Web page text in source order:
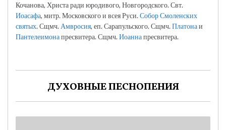
Кочанова, Христа ради юродивого, Новгородского. Свт.
Иоасафа, митр. Московского и всея Руси.Собор Смоленских
святых. Сщмч.Амвросия, еп. Сарапульского. Сщмч.Платонаи
Пантелеимонапресвитера. Сщмч.Иоаннапресвитера.
ДУХОВНЫЕ ПЕСНОПЕНИЯ